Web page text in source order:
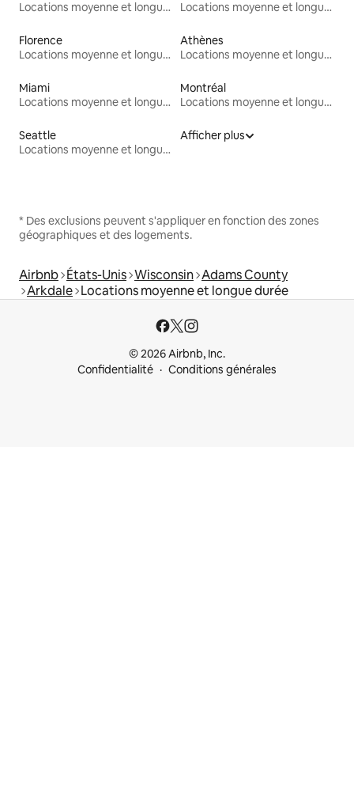
Locations moyenne et longue durée
Locations moyenne et longue durée
Florence
Locations moyenne et longue durée
Athènes
Locations moyenne et longue durée
Miami
Locations moyenne et longue durée
Montréal
Locations moyenne et longue durée
Seattle
Locations moyenne et longue durée
Afficher plus
* Des exclusions peuvent s'appliquer en fonction des zones
géographiques et des logements.
Airbnb États-Unis Wisconsin Adams County
Arkdale Locations moyenne et longue durée
© 2026 Airbnb, Inc.
Confidentialité
Conditions générales